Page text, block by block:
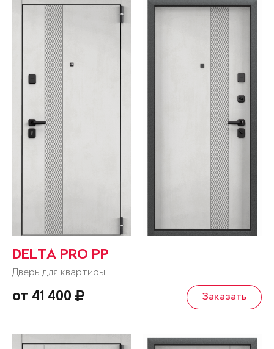
DELTA PRO PP
Дверь для квартиры
от 41 400 Заказать